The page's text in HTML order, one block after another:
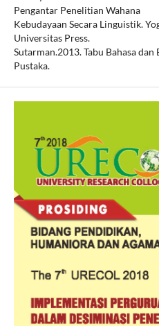
Pengantar Penelitian Wahana
Kebudayaan Secara Linguistik.
Universitas Press.
Sutarman.2013. Tabu Bahasa
Pustaka.